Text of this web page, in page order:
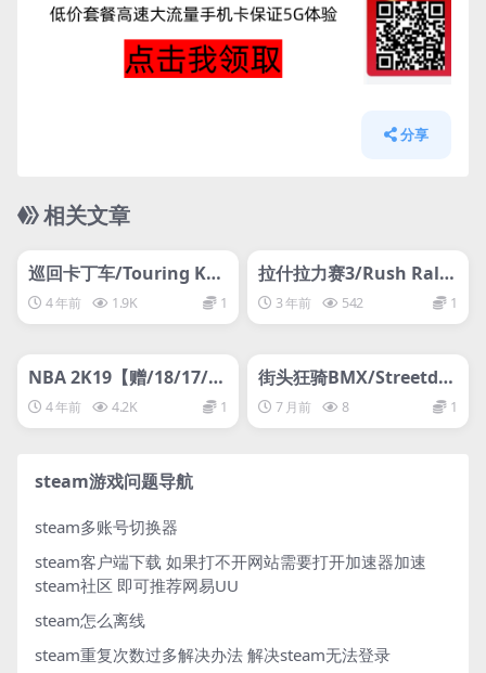
分享
相关文章
网盘下载游戏
巡回卡丁车/Touring Kar
ts 4 年前 1.9K 1
网盘下载游戏
拉什拉力赛3/Rush Rally
3 3 年前 542 1
网盘下载游戏
NBA 2K19【赠/18/17/1
6/15/14/13】
4 年前 4.2K 1
网盘下载游戏
街头狂骑BMX/Streetdo
g BMX
7 月前 8 1
steam游戏问题导航
steam多账号切换器
steam客户端下载 如果打不开网站需要打开加速器加速
steam社区 即可推荐网易UU
steam怎么离线
steam重复次数过多解决办法 解决steam无法登录